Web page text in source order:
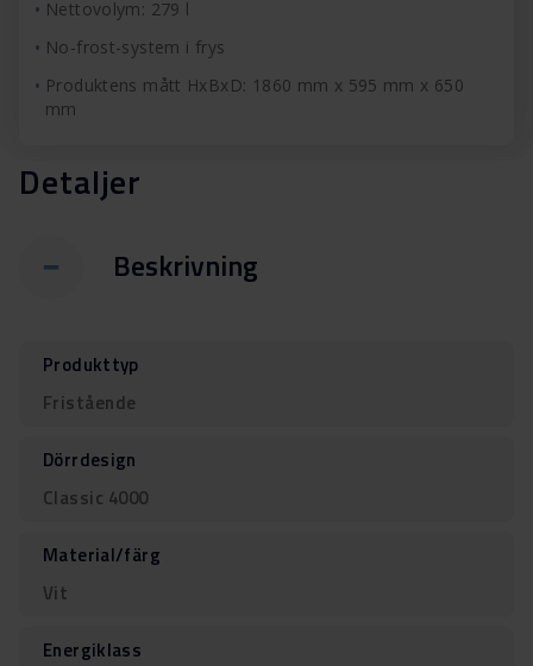
Nettovolym: 279 l
No-frost-system i frys
Produktens mått HxBxD: 1860 mm x 595 mm x 650
mm
Detaljer
Beskrivning
Produkttyp
Fristående
Dörrdesign
Classic 4000
Material/färg
Vit
Energiklass